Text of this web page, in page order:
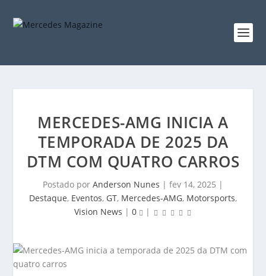
MERCEDES-AMG INICIA A
TEMPORADA DE 2025 DA
DTM COM QUATRO CARROS
Postado por Anderson Nunes | fev 14, 2025 |
Destaque, Eventos, GT, Mercedes-AMG, Motorsports,
Vision News | 0 |